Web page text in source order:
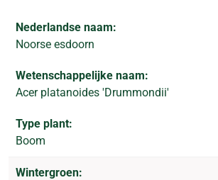
Nederlandse naam:
Noorse esdoorn
Wetenschappelijke naam:
Acer platanoides 'Drummondii'
Type plant:
Boom
Wintergroen: